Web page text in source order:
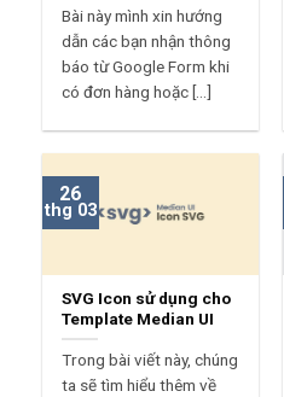
Bài này mình xin hướng
dẫn các bạn nhận thông
báo từ Google Form khi
có đơn hàng hoặc [...]
SVG Icon sử dụng cho
Template Median UI
Trong bài viết này, chúng
ta sẽ tìm hiểu thêm về
26
thg 03